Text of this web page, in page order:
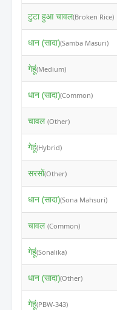
टुटा हुआ चावल(Broken Rice)
धान (सादा)(Samba Masuri)
गेहूं(Medium)
धान (सादा)(Common)
चावल (Other)
गेहूं(Hybrid)
सरसों(Other)
धान (सादा)(Sona Mahsuri)
चावल (Common)
गेहूं(Sonalika)
धान (सादा)(Other)
गेहूं(PBW-343)